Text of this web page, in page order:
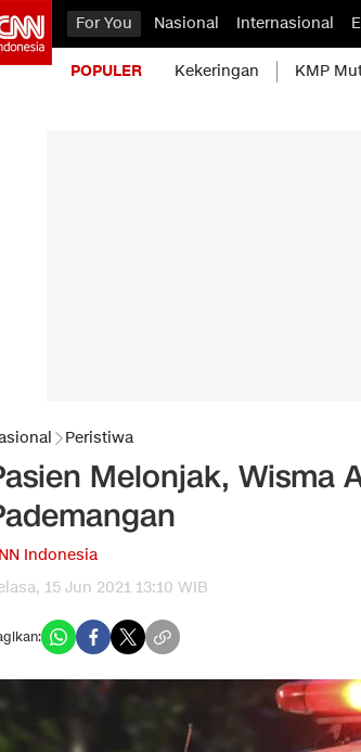
For You Nasional Internasional
POPULER Kekeringan KMP
Peristiwa
Melonjak, Wisma
Indonesia
15 Jun 2021 13:10 WIB